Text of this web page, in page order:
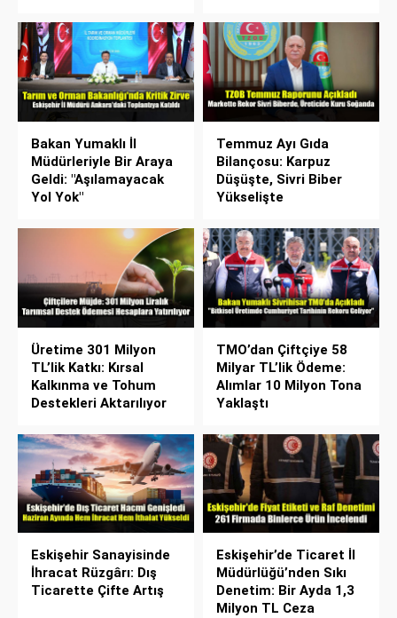
Bakan Yumaklı İl
Müdürleriyle Bir Araya
Geldi: "Aşılamayacak
Yol Yok"
Temmuz Ayı Gıda
Bilançosu: Karpuz
Düşüşte, Sivri Biber
Yükselişte
Üretime 301 Milyon
TL’lik Katkı: Kırsal
Kalkınma ve Tohum
Destekleri Aktarılıyor
TMO’dan Çiftçiye 58
Milyar TL’lik Ödeme:
Alımlar 10 Milyon Tona
Yaklaştı
Eskişehir Sanayisinde
İhracat Rüzgârı: Dış
Ticarette Çifte Artış
Eskişehir’de Ticaret İl
Müdürlüğü’nden Sıkı
Denetim: Bir Ayda 1,3
Milyon TL Ceza